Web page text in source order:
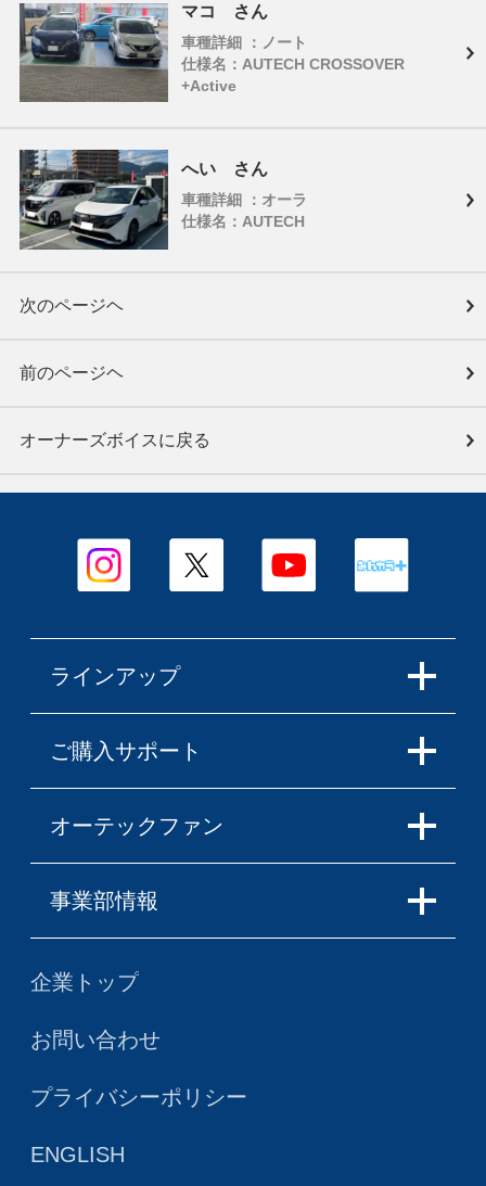
マコ さん
車種詳細 ：ノート
仕様名：AUTECH CROSSOVER
+Active
へい さん
車種詳細 ：オーラ
仕様名：AUTECH
次のページヘ
前のページヘ
オーナーズボイスに戻る
ラインアップ
ご購入サポート
オーテックファン
事業部情報
企業トップ
お問い合わせ
プライバシーポリシー
ENGLISH